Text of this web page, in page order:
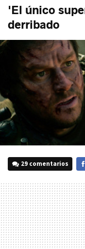
'El único
derribado
29 comentarios